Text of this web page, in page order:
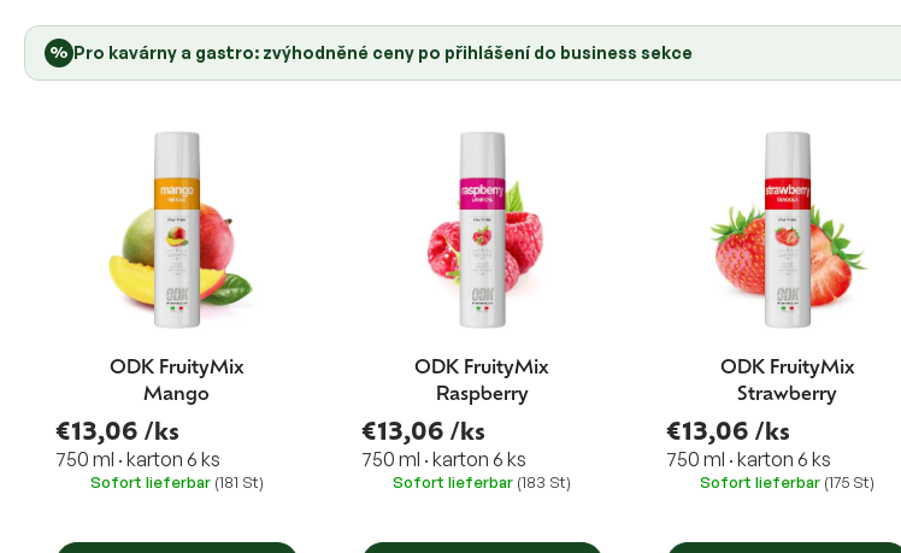
u
k
e
% Pro kavárny a gastro: zvýhodněné ceny po přihlášení do business sekce
ODK FruityMix
Mango
€13,06 /ks
750 ml · karton 6 ks
Sofort lieferbar (181 St)
ODK FruityMix
Raspberry
€13,06 /ks
750 ml · karton 6 ks
Sofort lieferbar (183 St)
ODK FruityMix
Strawberry
€13,06 /ks
750 ml · karton 6 ks
Sofort lieferbar (175 St)